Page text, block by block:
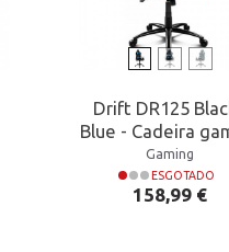
Drift DR125
Blue - Cadeira
Gaming
ESGOTADO
Preço
158,99 €